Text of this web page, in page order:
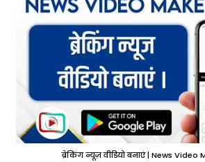
ब्रेकिंग न्यूज़ वीडियो बनाएं | News Video